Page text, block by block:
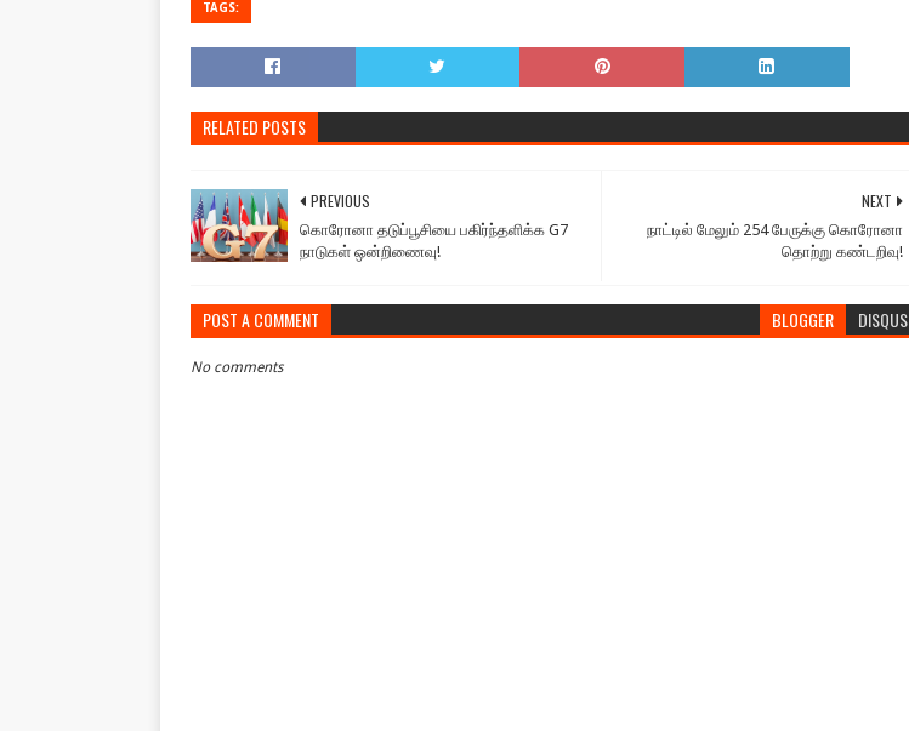
TAGS:
RELATED POSTS
NEXT
நாட்டில் மேலும் 254 பேருக்கு கொரோனா
தொற்று கண்டறிவு!
PREVIOUS
கொரோனா தடுப்பூசியை பகிர்ந்தளிக்க G7
நாடுகள் ஒன்றிணைவு!
POST A COMMENT BLOGGER DISQUS
No comments